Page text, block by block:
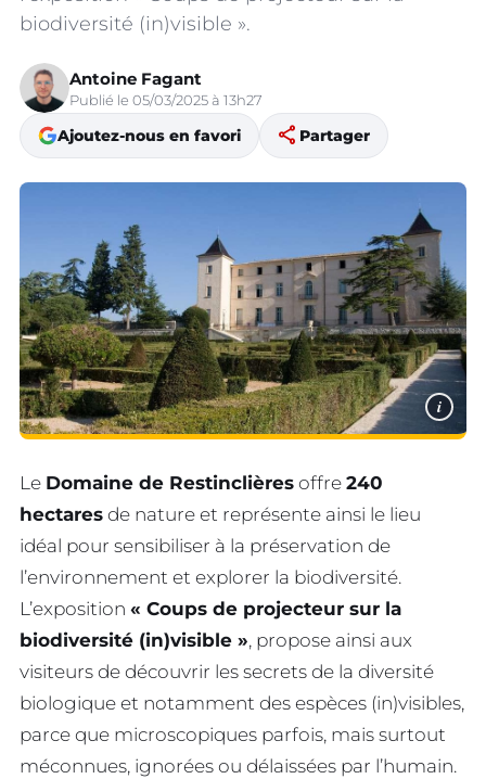
biodiversité (in)visible ».
Antoine Fagant
Publié le 05/03/2025 à 13h27
Ajoutez-nous en favori share Partager
i
Le Domaine de Restinclières offre 240
hectares de nature et représente ainsi le lieu
idéal pour sensibiliser à la préservation de
l’environnement et explorer la biodiversité.
L’exposition « Coups de projecteur sur la
biodiversité (in)visible », propose ainsi aux
visiteurs de découvrir les secrets de la diversité
biologique et notamment des espèces (in)visibles,
parce que microscopiques parfois, mais surtout
méconnues, ignorées ou délaissées par l’humain.